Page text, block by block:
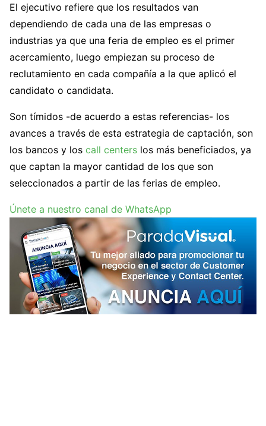
El ejecutivo refiere que los resultados van
dependiendo de cada una de las empresas o
industrias ya que una feria de empleo es el primer
acercamiento, luego empiezan su proceso de
reclutamiento en cada compañía a la que aplicó el
candidato o candidata.
Son tímidos -de acuerdo a estas referencias- los
avances a través de esta estrategia de captación, son
los bancos y los call centers los más beneficiados, ya
que captan la mayor cantidad de los que son
seleccionados a partir de las ferias de empleo.
Únete a nuestro canal de WhatsApp